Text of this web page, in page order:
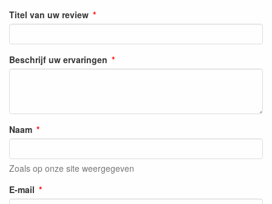
Titel van uw review
Beschrijf uw ervaringen
Naam
Zoals op onze site weergegeven
E-mail